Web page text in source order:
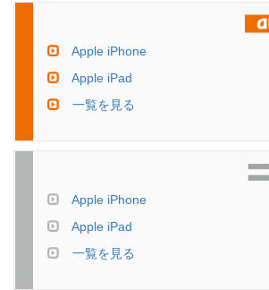
Apple iPhone
Apple iPad
一覧を見る
Apple iPhone
Apple iPad
一覧を見る